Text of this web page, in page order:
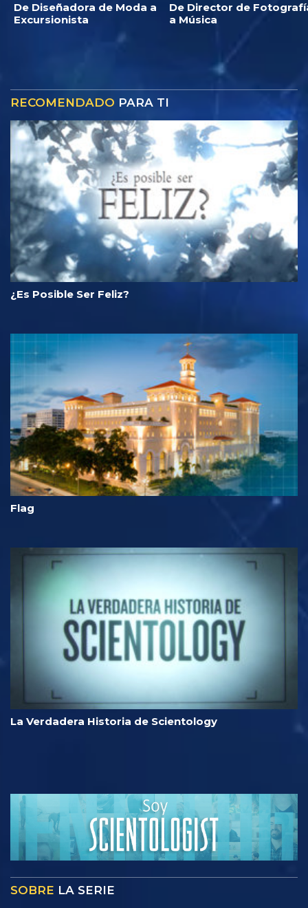
De Diseñadora de Moda a
Excursionista
De Director de
a Música
RECOMENDADO PARA TI
¿Es Posible Ser Feliz?
Flag
La Verdadera Historia de Scientology
SOBRE LA SERIE